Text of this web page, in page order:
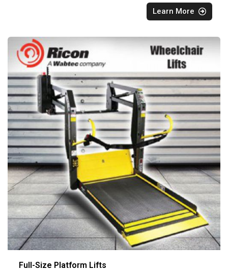
Learn More
Full-Size Platform Lifts